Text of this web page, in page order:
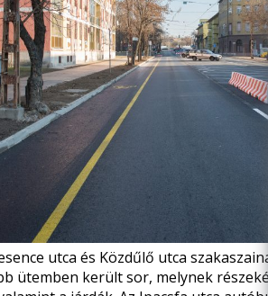
utca és Közdűlő utca
ütemben került sor, melynek